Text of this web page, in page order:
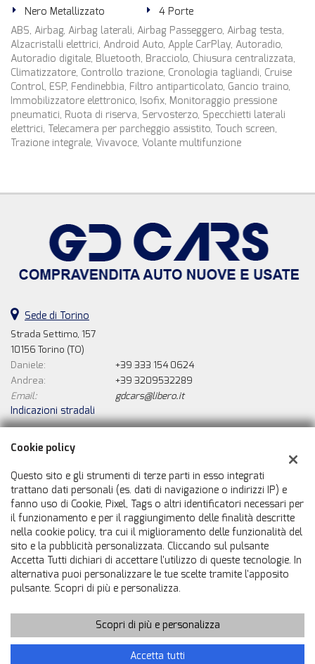
Nero Metallizzato
4 Porte
ABS, Airbag, Airbag laterali, Airbag Passeggero, Airbag testa,
Alzacristalli elettrici, Android Auto, Apple CarPlay, Autoradio,
Autoradio digitale, Bluetooth, Bracciolo, Chiusura centralizzata,
Climatizzatore, Controllo trazione, Cronologia tagliandi, Cruise
Control, ESP, Fendinebbia, Filtro antiparticolato, Gancio traino,
Immobilizzatore elettronico, Isofix, Monitoraggio pressione
pneumatici, Ruota di riserva, Servosterzo, Specchietti laterali
elettrici, Telecamera per parcheggio assistito, Touch screen,
Trazione integrale, Vivavoce, Volante multifunzione
Sede di Torino
Strada Settimo, 157
10156 Torino (TO)
Daniele:
+39 333 154 0624
Andrea:
+39 3209532289
Email:
gdcars@libero.it
Indicazioni stradali
Gd Cars Di Grassadonia Daniele
Strada Settimo, 157, Torino (TO)
C.F/P.IVA:08730730010
Registro delle imprese: TO
Copyright © 2026 GestionaleAuto.com S.r.l., Tutti i diritti riservati
-Leggi l'informativa sulla privacy-Cookie Policy
GestionaleAuto.com
Cookie policy
Questo sito e gli strumenti di terze parti in esso integrati
trattano dati personali (es. dati di navigazione o indirizzi IP) e
fanno uso di Cookie, Pixel, Tags o altri identificatori necessari per
il funzionamento e per il raggiungimento delle finalità descritte
nella cookie policy, tra cui il miglioramento delle funzionalità del
sito e la pubblicità personalizzata. Cliccando sul pulsante
Accetta Tutti dichiari di accettare l'utilizzo di queste tecnologie. In
alternativa puoi personalizzare le tue scelte tramite l'apposito
pulsante. Scopri di più e personalizza.
Scopri di più e personalizza
Accetta tutti